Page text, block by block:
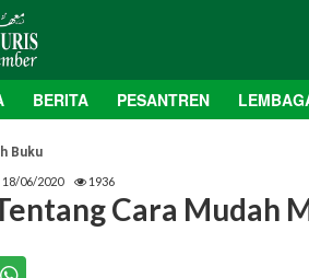
BERITA PESANTREN
Buku
18/06/2020 1936
Cara Mudah